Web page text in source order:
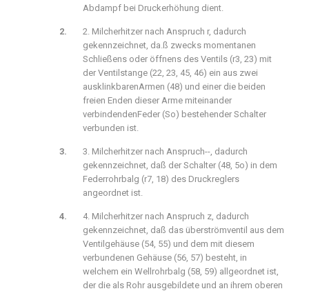
Abdampf bei Druckerhöhung dient.
2. Milcherhitzer nach Anspruch r, dadurch
gekennzeichnet, da.ß zwecks momentanen
Schließens oder öffnens des Ventils (r3, 23) mit
der Ventilstange (22, 23, 45, 46) ein aus zwei
ausklinkbarenArmen (48) und einer die beiden
freien Enden dieser Arme miteinander
verbindendenFeder (So) bestehender Schalter
verbunden ist.
3. Milcherhitzer nach Anspruch--, dadurch
gekennzeichnet, daß der Schalter (48, 5o) in dem
Federrohrbalg (r7, 18) des Druckreglers
angeordnet ist.
4. Milcherhitzer nach Anspruch z, dadurch
gekennzeichnet, daß das überströmventil aus dem
Ventilgehäuse (54, 55) und dem mit diesem
verbundenen Gehäuse (56, 57) besteht, in
welchem ein Wellrohrbalg (58, 59) allgeordnet ist,
der die als Rohr ausgebildete und an ihrem oberen